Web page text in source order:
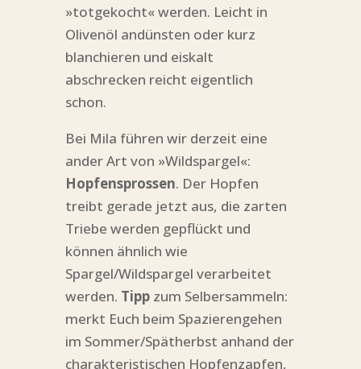
»totgekocht« werden. Leicht in
Olivenöl andünsten oder kurz
blanchieren und eiskalt
abschrecken reicht eigentlich
schon.
Bei Mila führen wir derzeit eine
ander Art von »Wildspargel«:
Hopfensprossen. Der Hopfen
treibt gerade jetzt aus, die zarten
Triebe werden gepflückt und
können ähnlich wie
Spargel/Wildspargel verarbeitet
werden. Tippzum Selbersammeln:
merkt Euch beim Spazierengehen
im Sommer/Spätherbst anhand der
charakteristischen Hopfenzapfen,